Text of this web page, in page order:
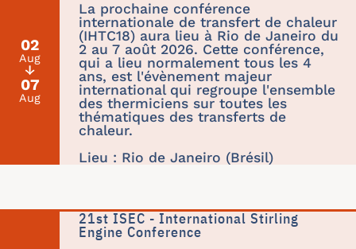
02
Aug
↓
07
Aug
La prochaine conférence
internationale de transfert de chaleur
(IHTC18) aura lieu à Rio de Janeiro du
2 au 7 août 2026. Cette conférence,
qui a lieu normalement tous les 4
ans, est l'évènement majeur
international qui regroupe l'ensemble
des thermiciens sur toutes les
thématiques des transferts de
chaleur.
Lieu : Rio de Janeiro (Brésil)
21st ISEC - International Stirling
Engine Conference